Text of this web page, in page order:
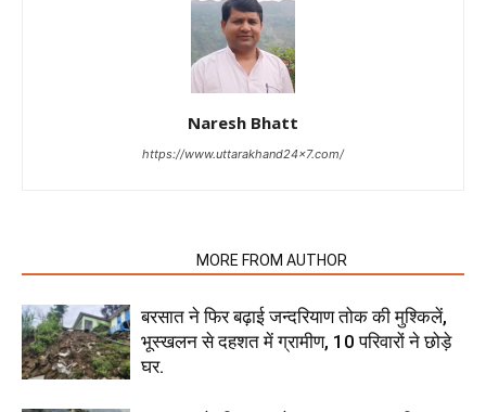
Naresh Bhatt
https://www.uttarakhand24x7.com/
MORE FROM AUTHOR
बरसात ने फिर बढ़ाई जन्दरियाण तोक की मुश्किलें,
भूस्खलन से दहशत में ग्रामीण, 10 परिवारों ने छोड़े
घर.